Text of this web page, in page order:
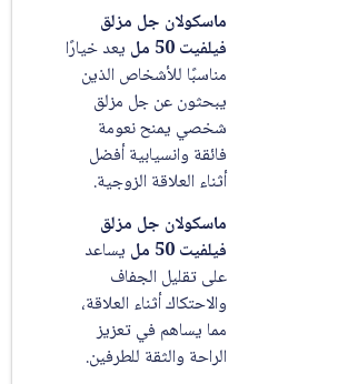
ماسكولان جل مزلق
يعد خيارًا
مناسبًا للأشخاص الذين
يبحثون عن جل مزلق
شخصي يمنح نعومة
فائقة وانسيابية أفضل
أثناء العلاقة الزوجية.
ماسكولان جل مزلق
يساعد
على تقليل الجفاف
والاحتكاك أثناء العلاقة،
مما يساهم في تعزيز
الراحة والثقة للطرفين.